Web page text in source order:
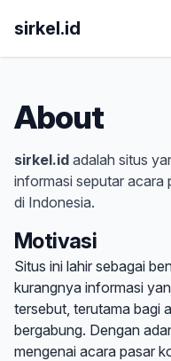
sirkel.id
About
sirkel.id adalah situs
informasi seputar acara
di Indonesia.
Motivasi
Situs ini lahir sebagai
kurangnya informasi
tersebut, terutama bagi
bergabung. Dengan
mengenai acara pasar